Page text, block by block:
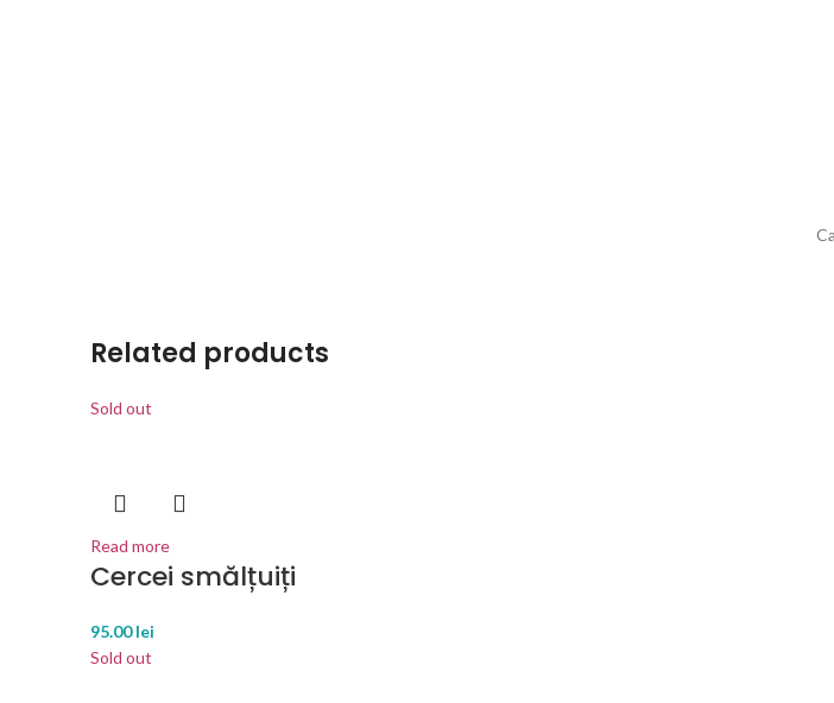
Related products
Sold out
Read more
Cercei smălțuiți
95.00lei
Sold out